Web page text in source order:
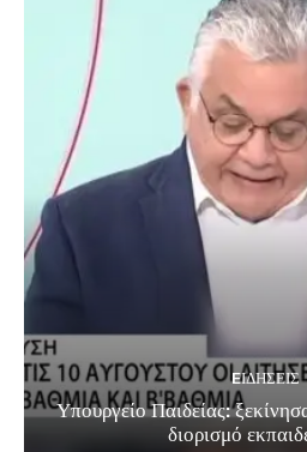
EΙΔΗΣΕΙΣ
Υπουργείο Παιδείας:
διορισμό